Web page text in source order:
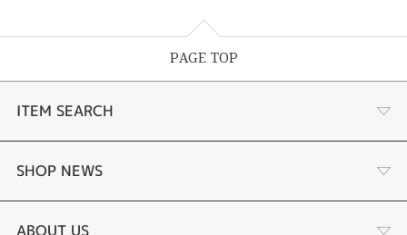
PAGE TOP
ITEM SEARCH
婚約指輪
手作り婚約指輪
SHOP NEWS
デジタルジュエリー®とは
ABOUT US